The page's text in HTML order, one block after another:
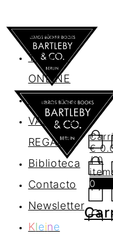
AGENDA
TIENDA
ONLINE
Nosotros
VALES DE
REGALO
Biblioteca
Contacto
Newsletter
Kleine
€
/ 0
0